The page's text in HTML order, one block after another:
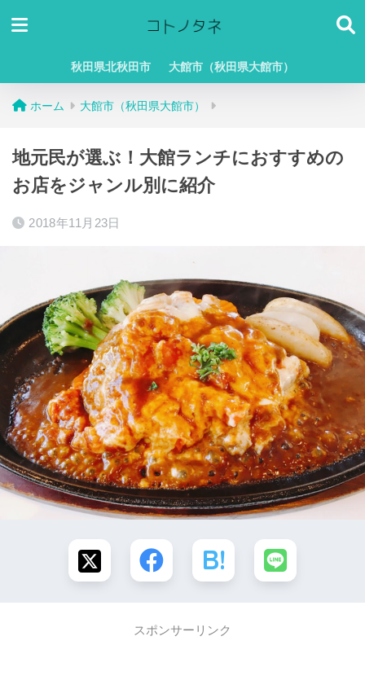
秋田県北秋田市 大館市（秋田県大館市）
ホーム 大館市（秋田県大館市）
地元民が選ぶ！大館ランチにおすすめの
お店をジャンル別に紹介
2018年11月23日
スポンサーリンク